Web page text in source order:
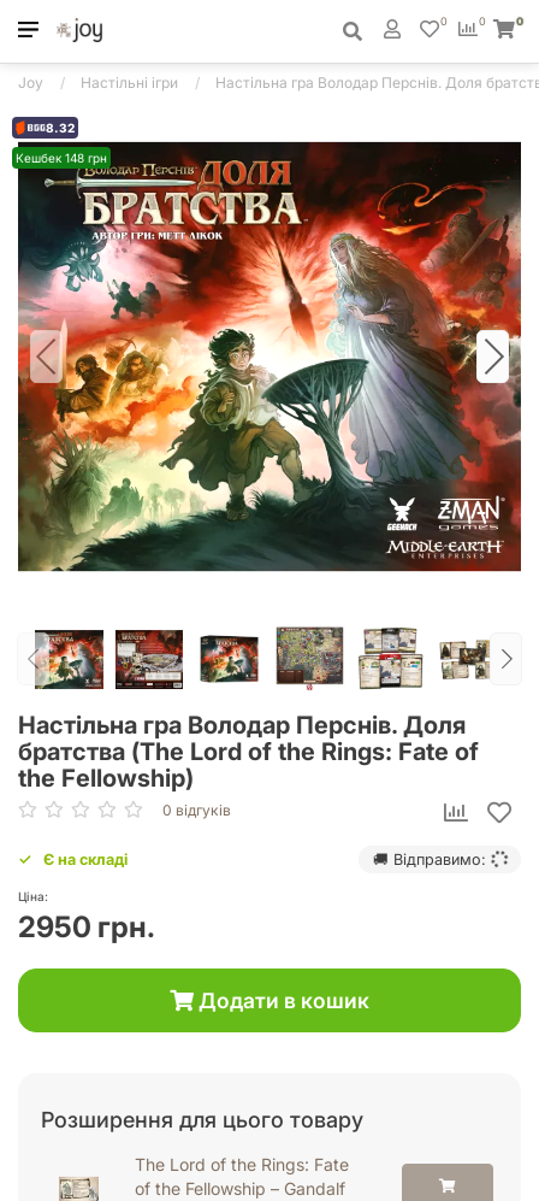
0
0 0
Joy Настільні ігри Настільна гра Володар Перснів. Доля
8.32
Кешбек 148 грн
Настільна гра Володар Перснів. Доля
братства (The Lord of the Rings: Fate of
the Fellowship)
0 відгуків
Є на складі 🚚 Відправимо:
Ціна:
2950 грн.
Додати в кошик
Розширення для цього товару
The Lord of the Rings: Fate
of the Fellowship – Gandalf